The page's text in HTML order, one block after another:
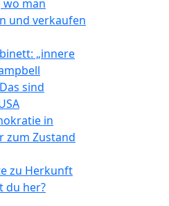
wo man
und verkaufen
„innere
sind
in
zum Zustand
zu Herkunft
du her?